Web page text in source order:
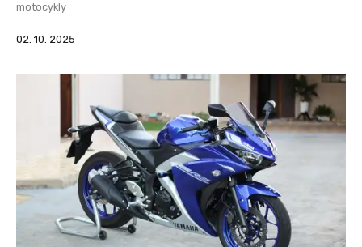
motocykly
02. 10. 2025